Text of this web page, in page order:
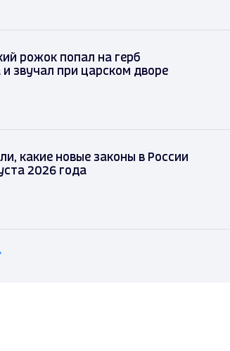
рожок попал на герб
звучал при царском дворе
какие новые законы в России
2026 года